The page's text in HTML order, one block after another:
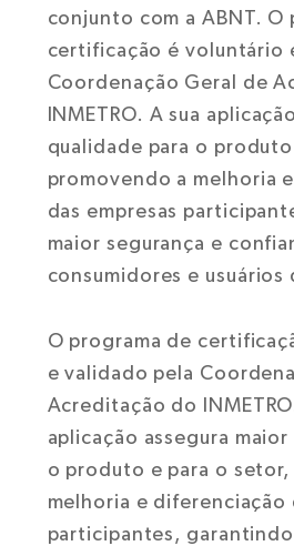
conjunto com a ABNT. O
certificação é voluntário
Coordenação Geral de
INMETRO. A sua
qualidade para o
promovendo a melhoria
das empresas
maior segurança e
consumidores e usuários
O programa de
e validado pela
Acreditação do
aplicação assegura
o produto e para o
melhoria e diferenciação
participantes,